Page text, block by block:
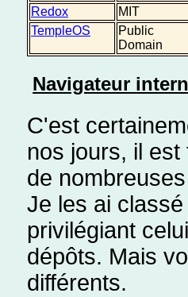
Redox
MIT
TempleOS
Public
Domain
Navigateur
C'est
nos jours, il
de
Je les ai
privilégiant
dépôts. Mais
différents.